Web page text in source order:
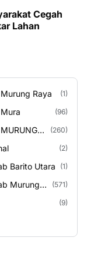
Cegah
Lahan
Raya (1)
(96)
(260)
(2)
Barito Utara (1)
Murung
(571)
(9)